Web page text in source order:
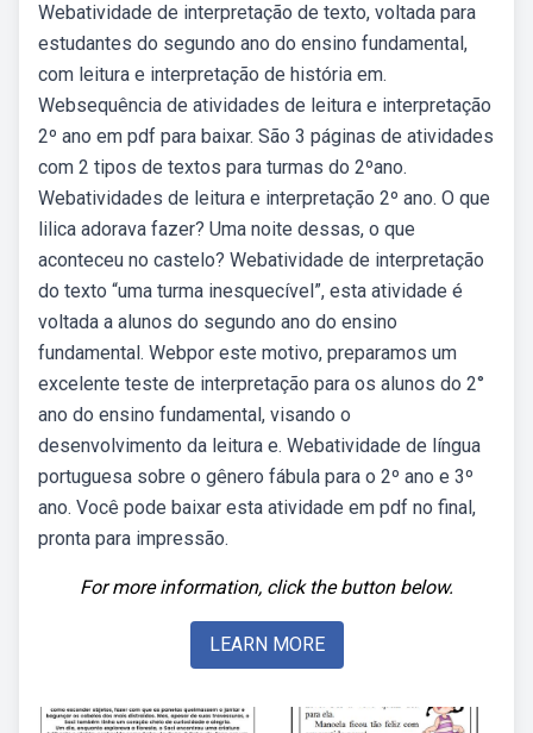
Webatividade de interpretação de texto, voltada para
estudantes do segundo ano do ensino fundamental,
com leitura e interpretação de história em.
Websequência de atividades de leitura e interpretação
2º ano em pdf para baixar. São 3 páginas de atividades
com 2 tipos de textos para turmas do 2ºano.
Webatividades de leitura e interpretação 2º ano. O que
lilica adorava fazer? Uma noite dessas, o que
aconteceu no castelo? Webatividade de interpretação
do texto “uma turma inesquecível”, esta atividade é
voltada a alunos do segundo ano do ensino
fundamental. Webpor este motivo, preparamos um
excelente teste de interpretação para os alunos do 2°
ano do ensino fundamental, visando o
desenvolvimento da leitura e. Webatividade de língua
portuguesa sobre o gênero fábula para o 2º ano e 3º
ano. Você pode baixar esta atividade em pdf no final,
pronta para impressão.
For more information, click the button below.
LEARN MORE